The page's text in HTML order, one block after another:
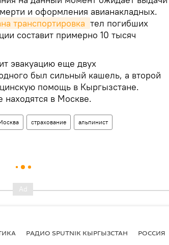
и оформления авианакладных.
транспортировка тел погибших
составит примерно 10 тысяч
эвакуацию еще двух
был сильный кашель, а второй
помощь в Кыргызстане.
в Москве.
страхование альпинист
РАДИО SPUTNIK КЫРГЫЗСТАН РОССИЯ